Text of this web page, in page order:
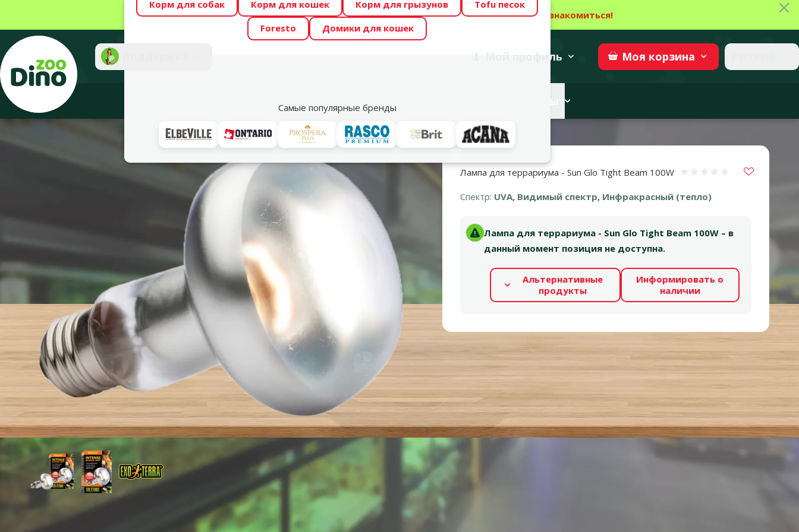
Весь месяц Dino Zoo предлагает отличные цены на ТОП-овые корма! 🍖 → Ознакомиться!
Фотоконкурс “GADA ŪSAIŅI”! Возможно Твой питомец станет звездой 2027 Участвовать
профиль Моя корзина
Корм для собак Корм для кошек Корм для грызунов
Tofu песок
Foresto
Домики для кошек
Самые популярные бренды
Акции
Лампа для террариума - Sun Glo Tight Beam 100W
Оценка 0%
Спектр: UVA, Видимый спектр, Инфракрасный (тепло)
Лампа для террариума - Sun Glo Tight Beam 100W – в
данный момент позиция не доступна.
Альтернативные
продукты
Информировать о
наличии
Альтернативные продукты